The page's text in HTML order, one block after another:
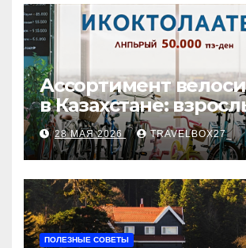
Ассортимент
в Казахстане:
детские и городские
модели, ценовые
категории и
рассрочки
28 МАЯ 2026 TRAVELBOX27_
ПОЛЕЗНЫЕ СОВЕТЫ